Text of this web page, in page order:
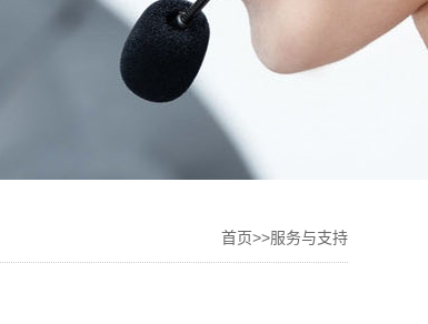
首页>>服务与支持